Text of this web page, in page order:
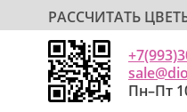
РАССЧИТАТЬ
Пн–Пт